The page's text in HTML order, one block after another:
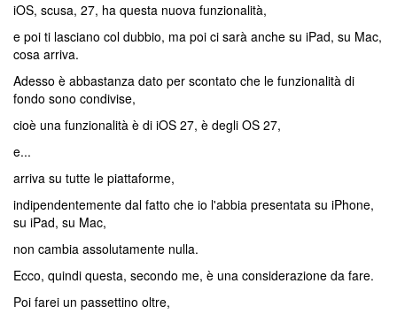
iOS, scusa, 27, ha questa nuova funzionalità,
e poi ti lasciano col dubbio, ma poi ci sarà anche su iPad, su Mac,
cosa arriva.
Adesso è abbastanza dato per scontato che le funzionalità di
fondo sono condivise,
cioè una funzionalità è di iOS 27, è degli OS 27,
e...
arriva su tutte le piattaforme,
indipendentemente dal fatto che io l'abbia presentata su iPhone,
su iPad, su Mac,
non cambia assolutamente nulla.
Ecco, quindi questa, secondo me, è una considerazione da fare.
Poi farei un passettino oltre,